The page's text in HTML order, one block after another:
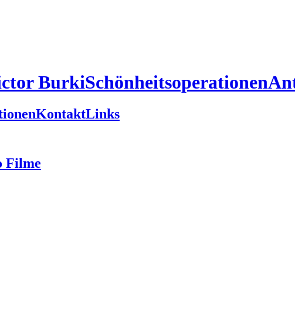
BurkiSchönheitsoperationen
KontaktLinks
Filme